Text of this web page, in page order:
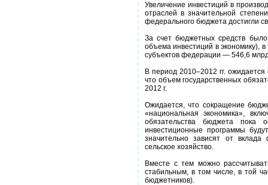
Увеличение инвестиций в
отраслей в значительной
федерального бюджета достигли
За счет бюджетных средств
объема инвестиций в экономику),
субъектов федерации — 546,6
В период 2010–2012 гг.
что объем государственных
2012 г.
Ожидается, что сокращение
«национальная экономика»,
обязательства бюджета пока
инвестиционные программы
значительно зависят от
сельское хозяйство.
Вместе с тем можно
стабильным, в том числе, в той
бюджетников).